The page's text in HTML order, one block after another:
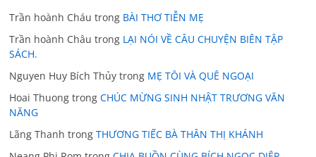
Trần hoành Cháu trong BÀI THƠ TIỄN MẸ
Trần hoành Châu trong LẠI NÓI VỀ CÂU CHUYỆN BIÊN TẬP
SÁCH.
Nguyen Huy Bích Thủy trong MẸ TÔI VÀ QUÊ NGOẠI
Hoai Thuong trongCHÚC MỪNG SINH NHẬT TRƯƠNG VĂN
NĂNG
Lãng Thanh trongTHƯƠNG TIẾC BÀ THÂN THỊ KHÁNH